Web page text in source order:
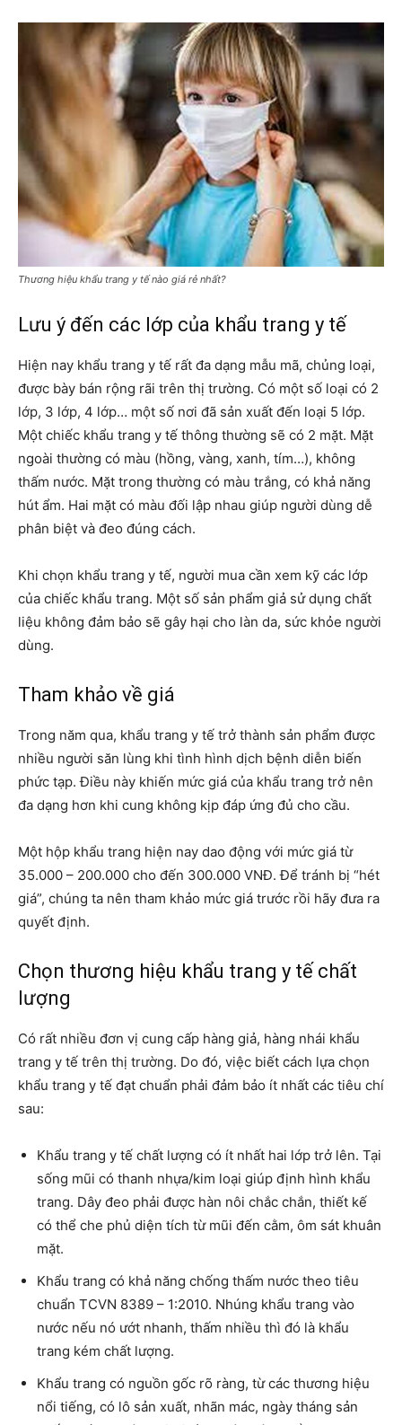
Thương hiệu khẩu trang y tế nào giá rẻ nhất?
Lưu ý đến các lớp của khẩu trang y tế
Hiện nay khẩu trang y tế rất đa dạng mẫu mã, chủng loại,
được bày bán rộng rãi trên thị trường. Có một số loại có 2
lớp, 3 lớp, 4 lớp… một số nơi đã sản xuất đến loại 5 lớp.
Một chiếc khẩu trang y tế thông thường sẽ có 2 mặt. Mặt
ngoài thường có màu (hồng, vàng, xanh, tím…), không
thấm nước. Mặt trong thường có màu trắng, có khả năng
hút ẩm. Hai mặt có màu đối lập nhau giúp người dùng dễ
phân biệt và đeo đúng cách.
Khi chọn khẩu trang y tế, người mua cần xem kỹ các lớp
của chiếc khẩu trang. Một số sản phẩm giả sử dụng chất
liệu không đảm bảo sẽ gây hại cho làn da, sức khỏe người
dùng.
Tham khảo về giá
Trong năm qua, khẩu trang y tế trở thành sản phẩm được
nhiều người săn lùng khi tình hình dịch bệnh diễn biến
phức tạp. Điều này khiến mức giá của khẩu trang trở nên
đa dạng hơn khi cung không kịp đáp ứng đủ cho cầu.
Một hộp khẩu trang hiện nay dao động với mức giá từ
35.000 – 200.000 cho đến 300.000 VNĐ. Để tránh bị “hét
giá”, chúng ta nên tham khảo mức giá trước rồi hãy đưa ra
quyết định.
Chọn thương hiệu khẩu trang y tế chất
lượng
Có rất nhiều đơn vị cung cấp hàng giả, hàng nhái khẩu
trang y tế trên thị trường. Do đó, việc biết cách lựa chọn
khẩu trang y tế đạt chuẩn phải đảm bảo ít nhất các tiêu chí
sau:
Khẩu trang y tế chất lượng có ít nhất hai lớp trở lên. Tại
sống mũi có thanh nhựa/kim loại giúp định hình khẩu
trang. Dây đeo phải được hàn nôi chắc chắn, thiết kế
có thể che phủ diện tích từ mũi đến cằm, ôm sát khuân
mặt.
Khẩu trang có khả năng chống thấm nước theo tiêu
chuẩn TCVN 8389 – 1:2010. Nhúng khẩu trang vào
nước nếu nó ướt nhanh, thấm nhiều thì đó là khẩu
trang kém chất lượng.
Khẩu trang có nguồn gốc rõ ràng, từ các thương hiệu
nổi tiếng, có lô sản xuất, nhãn mác, ngày tháng sản